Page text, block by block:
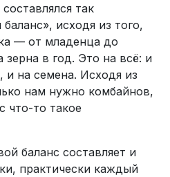
так
исходя из того,
— от младенца до
в год. Это на всё: и
и на семена. Исходя из
нам нужно комбайнов,
что-то такое
баланс составляет и
практически каждый